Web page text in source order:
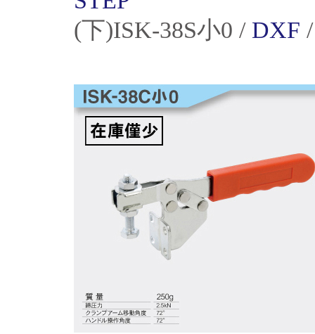
(下)ISK-38S小0 / DXF